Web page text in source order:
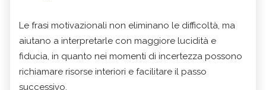
Le frasi motivazionali non eliminano le difficoltà, ma
aiutano a interpretarle con maggiore lucidità e
fiducia, in quanto nei momenti di incertezza possono
richiamare risorse interiori e facilitare il passo
successivo.